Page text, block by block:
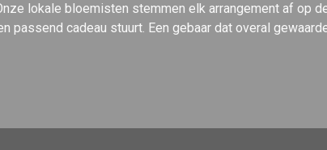
lokale bloemisten stemmen elk arrangement af op
passend cadeau stuurt. Een gebaar dat overal